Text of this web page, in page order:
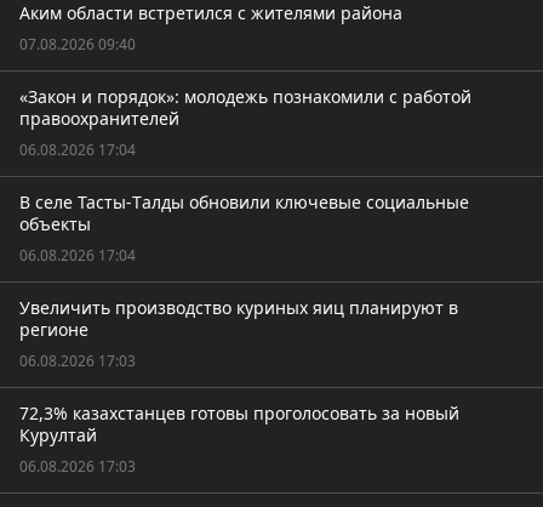
Аким области встретился с жителями района
07.08.2026 09:40
«Закон и порядок»: молодежь познакомили с работой
правоохранителей
06.08.2026 17:04
В селе Тасты-Tалды обновили ключевые социальные
объекты
06.08.2026 17:04
Увеличить производство куриных яиц планируют в
регионе
06.08.2026 17:03
72,3% казахстанцев готовы проголосовать за новый
Курултай
06.08.2026 17:03